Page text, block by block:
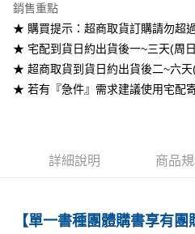
7-11取貨付款
每筆NT$60
付款後7-11取貨
每筆NT$100
銷售重點
★ 購買提示：超商取貨訂購請勿超
★ 宅配到貨日約出貨後一~三天(周
★ 超商取貨到貨日約出貨後二~六天
★ 若有『急件』需求建議使用宅配
詳細說明 商品
【單一書種團體購書享有